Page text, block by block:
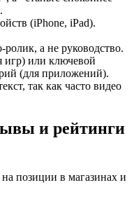
(iPhone, iPad).
а не руководство.
игр) или ключевой
(для приложений).
так как часто видео
и рейтинги
позиции в магазинах и